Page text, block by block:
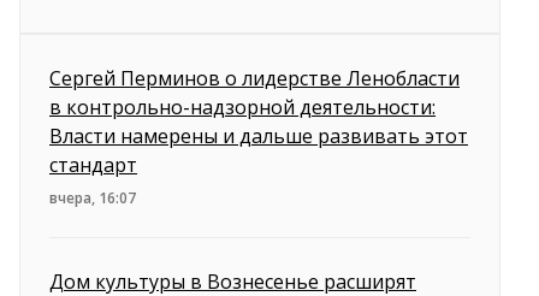
Сергей Перминов о лидерстве Ленобласти
в контрольно-надзорной деятельности:
Власти намерены и дальше развивать этот
стандарт
вчера, 16:07
Дом культуры в Вознесенье расширят